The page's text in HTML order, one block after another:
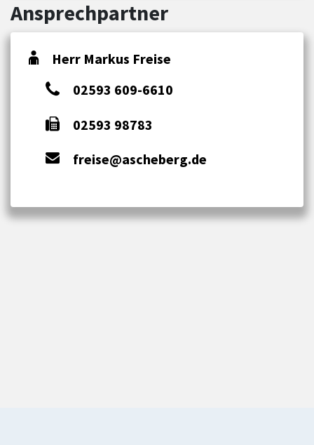
Ansprechpartner
Herr Markus Freise
02593 609-6610
02593 98783
freise@ascheberg.de